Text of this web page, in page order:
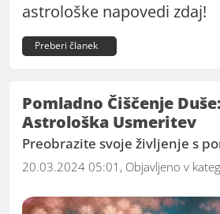
astrološke napovedi zdaj!
Preberi članek
Pomladno Čiščenje
Astrološka Usmeritev
Preobrazite svoje življenje s
20.03.2024 05:01, Objavljeno v